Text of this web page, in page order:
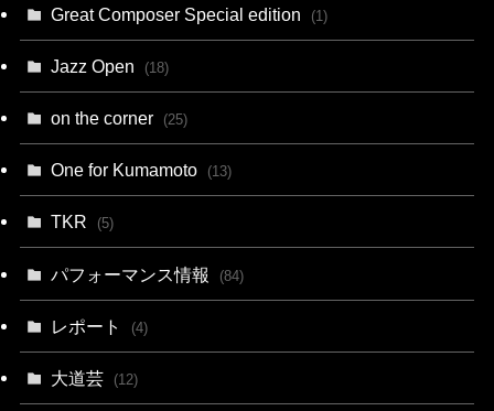
Great Composer Special edition (1)
Jazz Open (18)
on the corner (25)
One for Kumamoto (13)
TKR (5)
パフォーマンス情報 (84)
レポート (4)
大道芸 (12)